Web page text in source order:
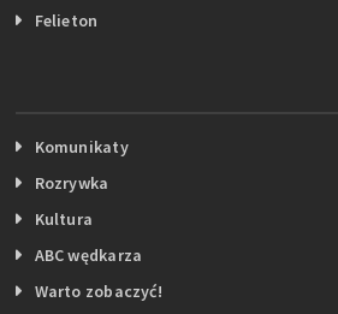
Felieton
Komunikaty
Rozrywka
Kultura
ABC wędkarza
Warto zobaczyć!